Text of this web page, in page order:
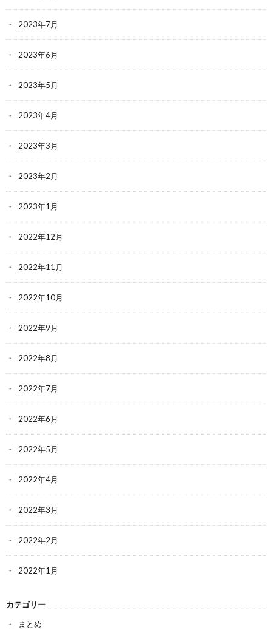
2023年7月
2023年6月
2023年5月
2023年4月
2023年3月
2023年2月
2023年1月
2022年12月
2022年11月
2022年10月
2022年9月
2022年8月
2022年7月
2022年6月
2022年5月
2022年4月
2022年3月
2022年2月
2022年1月
カテゴリー
まとめ